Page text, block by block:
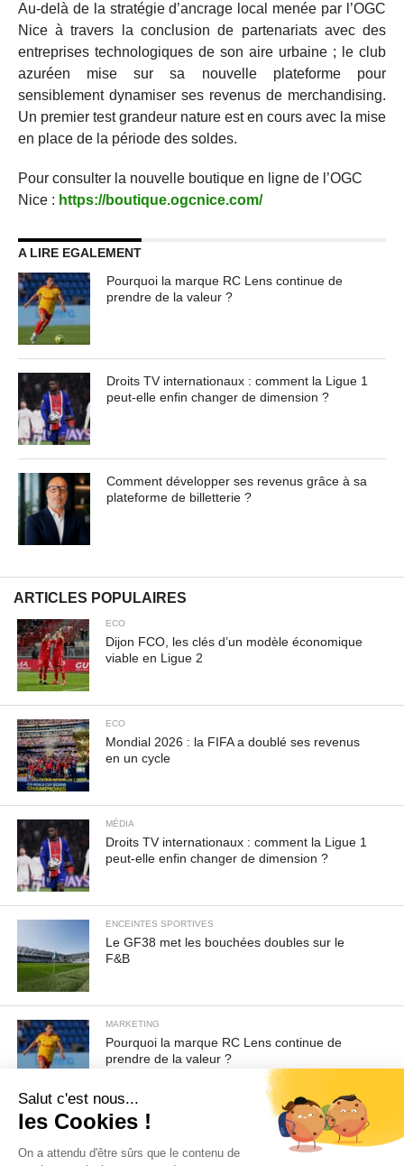
Au-delà de la stratégie d’ancrage local menée par l’OGC
Nice à travers la conclusion de partenariats avec des
entreprises technologiques de son aire urbaine ; le club
azuréen mise sur sa nouvelle plateforme pour
sensiblement dynamiser ses revenus de merchandising.
Un premier test grandeur nature est en cours avec la mise
en place de la période des soldes.
Pour consulter la nouvelle boutique en ligne de l’OGC
Nice : https://boutique.ogcnice.com/
A LIRE EGALEMENT
Pourquoi la marque RC Lens continue de
prendre de la valeur ?
Droits TV internationaux : comment la Ligue 1
peut-elle enfin changer de dimension ?
Comment développer ses revenus grâce à sa
plateforme de billetterie ?
ARTICLES POPULAIRES
ECO
Dijon FCO, les clés d’un modèle économique
viable en Ligue 2
ECO
Mondial 2026 : la FIFA a doublé ses revenus
en un cycle
MÉDIA
Droits TV internationaux : comment la Ligue 1
peut-elle enfin changer de dimension ?
ENCEINTES SPORTIVES
Le GF38 met les bouchées doubles sur le
F&B
MARKETING
Pourquoi la marque RC Lens continue de
prendre de la valeur ?